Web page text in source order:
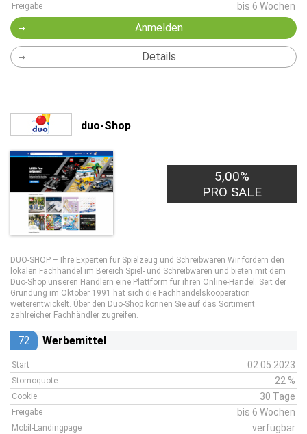
Freigabe bis 6 Wochen
Anmelden
Details
duo-Shop
5,00%
PRO SALE
DUO-SHOP – Ihre Experten für Spielzeug und Schreibwaren Wir fördern den
lokalen Fachhandel im Bereich Spiel- und Schreibwaren und bieten mit dem
Duo-Shop unseren Händlern eine Plattform für ihren Online-Handel. Seit der
Gründung im Oktober 1991 hat sich die Fachhandelskooperation
weiterentwickelt. Über den Duo-Shop können Sie auf das Sortiment
zahlreicher Fachhändler zugreifen.
72 Werbemittel
Start 02.05.2023
Stornoquote 22 %
Cookie 30 Tage
Freigabe bis 6 Wochen
Mobil-Landingpage verfügbar